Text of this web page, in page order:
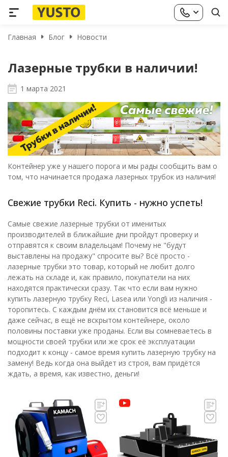
Главная Блог Новости
Лазерные трубки в наличии!
1 марта 2021
Контейнер уже у нашего порога и мы рады сообщить вам о
том, что начинается продажа лазерных трубок из наличия!
Свежие трубки Reci. Купить - нужно успеть!
Самые свежие лазерные трубки от именитых
производителей в ближайшие дни пройдут проверку и
отправятся к своим владельцам! Почему не "будут
выставлены на продажу" спросите вы? Всё просто -
лазерные трубки это товар, который не любит долго
лежать на складе и, как правило, покупатели на них
находятся практически сразу. Так что если вам нужно
купить лазерную трубку Reci, Lasea или Yongli из наличия -
торопитесь. С каждым днём их становится всё меньше и
даже сейчас, в ещё не вскрытом контейнере, около
половины поставки уже проданы. Если вы сомневаетесь в
мощности своей трубки или же срок её эксплуатации
подходит к концу - самое время купить лазерную трубку на
замену! Ведь когда она выйдет из строя, вам придётся
ждать, а время, как известно, деньги!